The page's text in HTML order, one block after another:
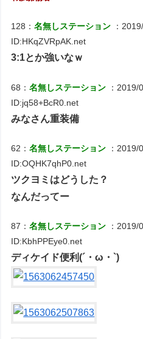
128：名無しステーション
：
ID:HKqZVRpAK.net
3:1とか強いなｗ
68：名無しステーション
：
ID:jq58+BcR0.net
みなさん重装備
62：名無しステーション
：
ID:OQHK7qhP0.net
ツクヨミはどうした？
なんだってー
87：名無しステーション
：
ID:KbhPPEye0.net
ディケイド便利(´・ω・`)